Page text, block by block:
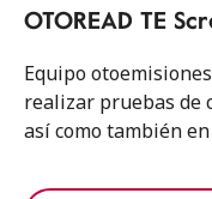
OTOREAD TE
Equipo
realizar pruebas de
así como también